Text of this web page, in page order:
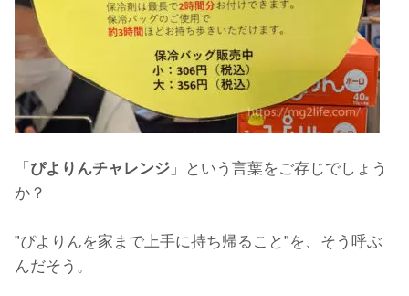
「 ぴよりんチャレンジ 」という言葉をご存じでしょう
か？
”ぴよりんを家まで上手に持ち帰ること”を、そう呼ぶ
んだそう。